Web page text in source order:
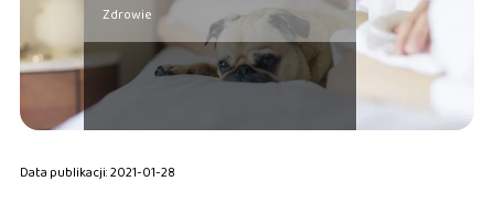
Zdrowie
Data publikacji: 2021-01-28